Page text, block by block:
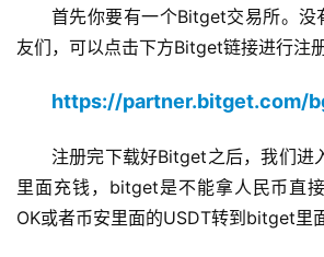
首先你要有一个Bitget交易所。没
友们，可以点击下方Bitget链接进行注册
https://partner.bitget.com/
注册完下载好Bitget之后，我们进
里面充钱，bitget是不能拿人民币直
OK或者币安里面的USDT转到bitget里面